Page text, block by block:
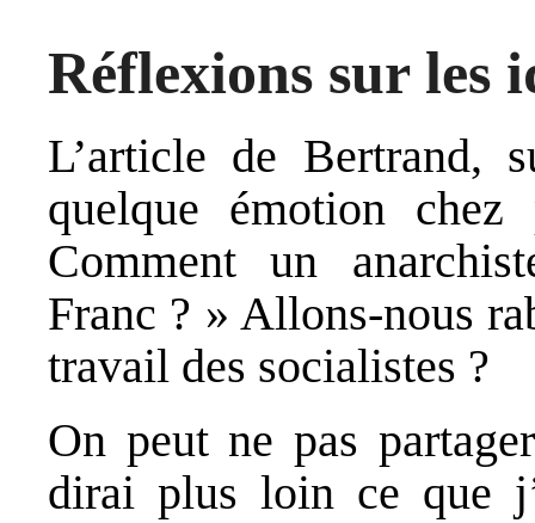
Réflexions sur les
L’article de Bertrand,
quelque émotion chez
Comment un
Franc ? » Allons-nous
travail des socialistes ?
On peut ne pas
dirai plus loin ce que